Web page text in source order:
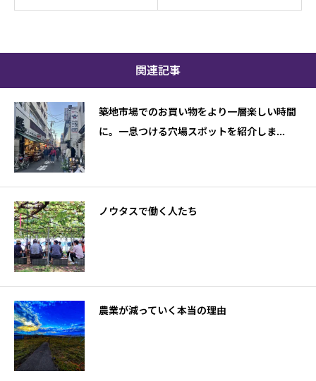
関連記事
築地市場でのお買い物をより一層楽しい時間
に。一息つける穴場スポットを紹介しま...
ノウタスで働く人たち
農業が減っていく本当の理由